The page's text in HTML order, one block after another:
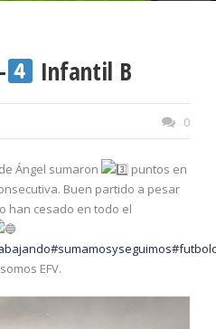
Infantil B
0
Ángel sumaron
puntos en
Buen partido a pesar
han cesado en todo el
#sumamosyseguimos
EFV.